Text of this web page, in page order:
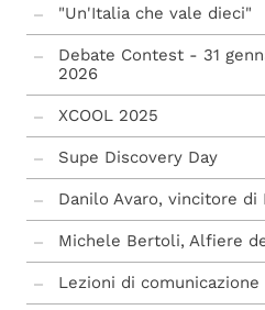
Polo Lincei
Toppo Wassermann" a.a.
stage informatica @ SUPE
“Intelligènzae” mostra
Locandina SUPEriamo il
bando mobilità breve
"Un'Italia che vale dieci"
Debate Contest - 31
2026
XCOOL 2025
Supe Discovery Day
Danilo Avaro, vincitore di
Michele Bertoli, Alfiere
Lezioni di